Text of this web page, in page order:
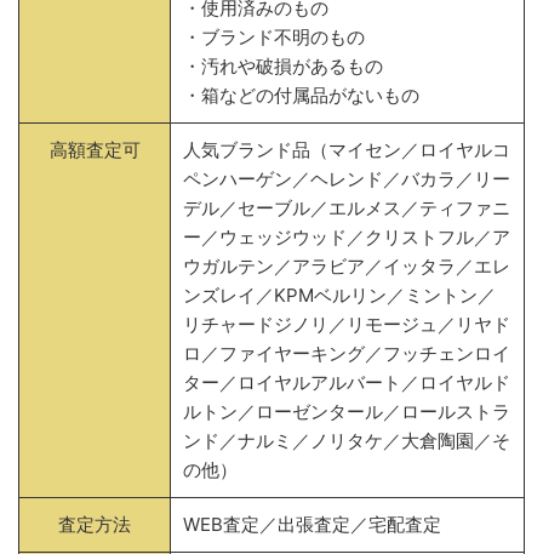
・使用済みのもの
・ブランド不明のもの
・汚れや破損があるもの
・箱などの付属品がないもの
高額査定可
人気ブランド品（マイセン／ロイヤルコ
ペンハーゲン／ヘレンド／バカラ／リー
デル／セーブル／エルメス／ティファニ
ー／ウェッジウッド／クリストフル／ア
ウガルテン／アラビア／イッタラ／エレ
ンズレイ／KPMベルリン／ミントン／
リチャードジノリ／リモージュ／リヤド
ロ／ファイヤーキング／フッチェンロイ
ター／ロイヤルアルバート／ロイヤルド
ルトン／ローゼンタール／ロールストラ
ンド／ナルミ／ノリタケ／大倉陶園／そ
の他）
査定方法 WEB査定／出張査定／宅配査定